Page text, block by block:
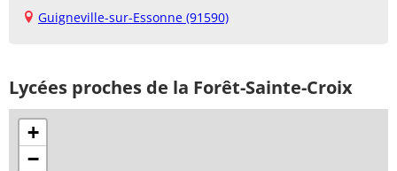
Guigneville-sur-Essonne (91590)
Lycées proches de la Forêt-Sainte-Croix
+
−